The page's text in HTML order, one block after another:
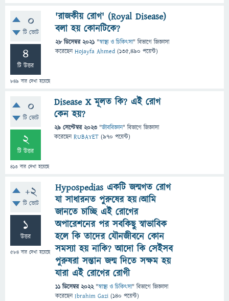
0
টি ভোট
4
টি উত্তর
849 বার দেখা হয়েছে
'রাজকীয় রোগ' (Royal Disease)
বলা হয় কোনটিকে?
28 ডিসেম্বর 2021 "স্বাস্থ্য ও চিকিৎসা" বিভাগে জিজ্ঞাসা
করেছেনHojayfa Ahmed (135,490 পয়েন্ট)
0
টি ভোট
2
টি উত্তর
413 বার দেখা হয়েছে
Disease X মূলত কি? এই রোগ
কেন হয়?
29 সেপ্টেম্বর 2023 "জীববিজ্ঞান" বিভাগে জিজ্ঞাসা
করেছেনRUBAYET (970 পয়েন্ট)
+2
টি ভোট
1
উত্তর
584 বার দেখা হয়েছে
Hypospedias একটি জন্মগত রোগ
যা সাধারনত পুরুষের হয়।আমি
জানতে চাচ্ছি এই রোগের
অপারেশনের পর সবকিছু স্বাভাবিক
হলে কি তাদের যৌনজীবনে কোন
সমস্যা হয় নাকি? আদো কি সেইসব
পুরুষরা সন্তান জন্ম দিতে সক্ষম হয়
যারা এই রোগের রোগী
11 ডিসেম্বর 2022 "স্বাস্থ্য ও চিকিৎসা" বিভাগে জিজ্ঞাসা
করেছেনIbrahim Gazi (140 পয়েন্ট)